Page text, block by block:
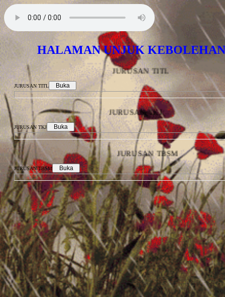
HALAMAN UNJUK
JURUSAN TITL
JURUSAN TITL
JURUSAN TKJ
JURUSAN TKJ
JURUSAN TBSM
JURUSAN TBSM